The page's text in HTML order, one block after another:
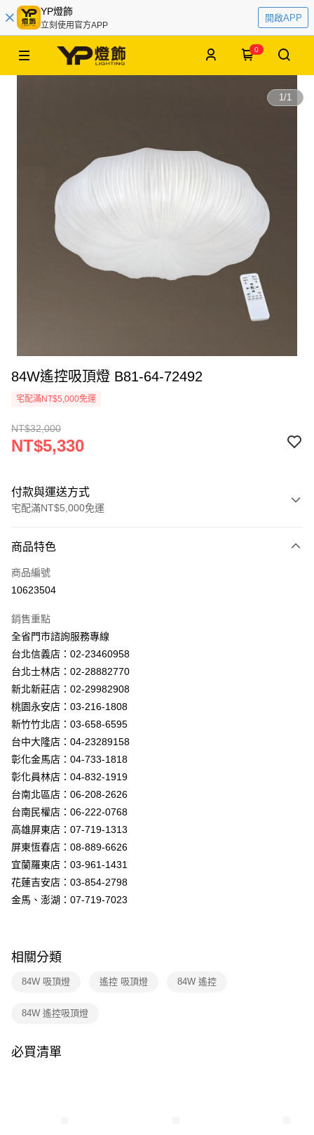
YP燈飾
立刻使用官方APP
開啟APP
0
1/1
84W遙控吸頂燈 B81-64-72492
宅配滿NT$5,000免運
NT$32,000
NT$5,330
付款與運送方式
宅配滿NT$5,000免運
信用卡一次付款
LINE Pay
街口支付
悠遊付
Google Pay
全盈+PAY
AFTEE先享後付
相關說明
【關於「AFTEE先享後付」】
AFTEE先享後付是「在收到商品之後才付款」的支付方式。 讓您購物簡單
便利好安心！
１．簡單：不需註冊會員、不需綁卡、不需儲值。
３．安心：先確認商品／服務後，再付款。
【「AFTEE先享後付」結帳流程】
１．於結帳方式選擇「AFTEE先享後付」後，將跳轉至「AFTEE先享後付」
結帳頁面，進行簡訊認證並確認金額後，即可完成結帳。
２．訂單成立數日內，您將收到繳費通知簡訊。
後付繳納相關費用。
是否繳費成功／繳費後需取消欲退款等相關疑問，請聯繫「AFTEE先享後付
易，需依本服務之必要範圍內提供個人資料，並將交易相關給付款項請求債
權轉讓予恩沛科技股份有限公司。
ATM付款
運送方式
新竹貨運宅配
商品特色
商品編號
10623504
銷售重點
全省門市諮詢服務專線
台北信義店：02-23460958
台北士林店：02-28882770
新北新莊店：02-29982908
桃園永安店：03-216-1808
新竹竹北店：03-658-6595
台中大隆店：04-23289158
彰化金馬店：04-733-1818
彰化員林店：04-832-1919
台南北區店：06-208-2626
台南民權店：06-222-0768
高雄屏東店：07-719-1313
屏東恆春店：08-889-6626
宜蘭羅東店：03-961-1431
花蓮吉安店：03-854-2798
金馬、澎湖：07-719-7023
相關分類
84W 吸頂燈 遙控 吸頂燈 84W 遙控
84W 遙控吸頂燈
必買清單